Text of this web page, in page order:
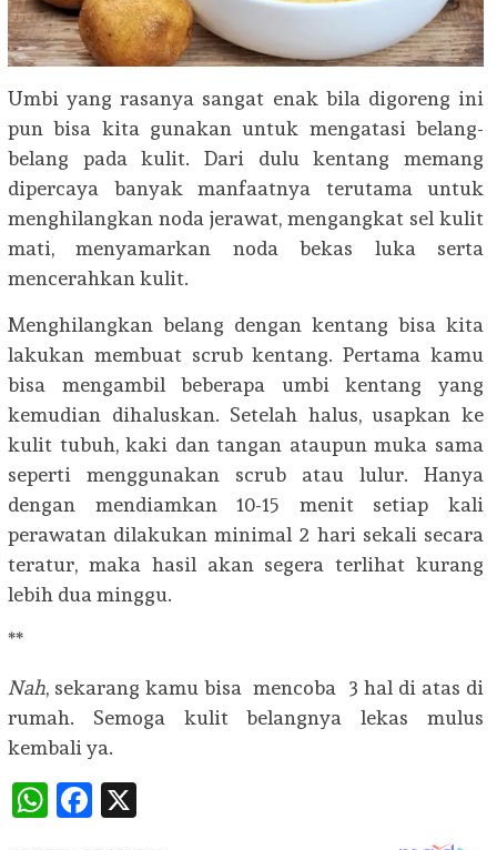
Umbi yang rasanya sangat enak bila digoreng ini
pun bisa kita gunakan untuk mengatasi belang-
belang pada kulit. Dari dulu kentang memang
dipercaya banyak manfaatnya terutama untuk
menghilangkan noda jerawat, mengangkat sel kulit
mati, menyamarkan noda bekas luka serta
mencerahkan kulit.
Menghilangkan belang dengan kentang bisa kita
lakukan membuat scrub kentang. Pertama kamu
bisa mengambil beberapa umbi kentang yang
kemudian dihaluskan. Setelah halus, usapkan ke
kulit tubuh, kaki dan tangan ataupun muka sama
seperti menggunakan scrub atau lulur. Hanya
dengan mendiamkan 10-15 menit setiap kali
perawatan dilakukan minimal 2 hari sekali secara
teratur, maka hasil akan segera terlihat kurang
lebih dua minggu.
**
Nah, sekarang kamu bisa mencoba 3 hal di atas di
rumah. Semoga kulit belangnya lekas mulus
kembali ya.
WhatsApp
Facebook